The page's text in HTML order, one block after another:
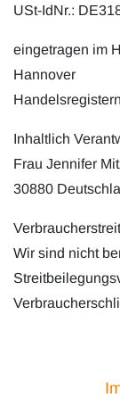
USt-IdNr.:
eingetragen im
Hannover
Inhaltlich
Frau Jennifer
30880
Wir sind nicht